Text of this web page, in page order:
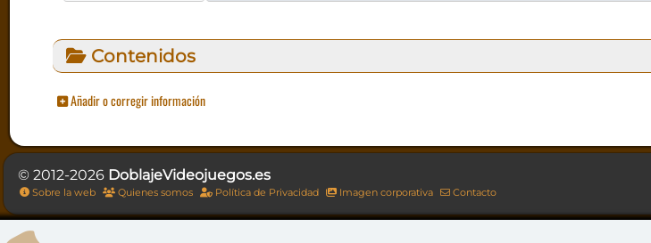
Contenidos
Añadir o corregir información
© 2012-2026 DoblajeVideojuegos.es
Sobre la web Quienes somos Política de Privacidad Imagen corporativa Contacto